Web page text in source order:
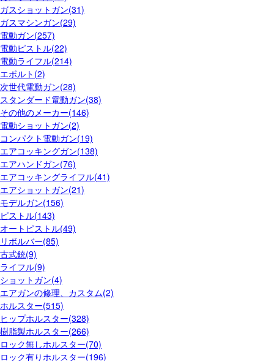
ガスショットガン(31)
ガスマシンガン(29)
電動ガン(257)
電動ピストル(22)
電動ライフル(214)
エボルト(2)
次世代電動ガン(28)
スタンダード電動ガン(38)
その他のメーカー(146)
電動ショットガン(2)
コンパクト電動ガン(19)
エアコッキングガン(138)
エアハンドガン(76)
エアコッキングライフル(41)
エアショットガン(21)
モデルガン(156)
ピストル(143)
オートピストル(49)
リボルバー(85)
古式銃(9)
ライフル(9)
ショットガン(4)
エアガンの修理、カスタム(2)
ホルスター(515)
ヒップホルスター(328)
樹脂製ホルスター(266)
ロック無しホルスター(70)
ロック有りホルスター(196)